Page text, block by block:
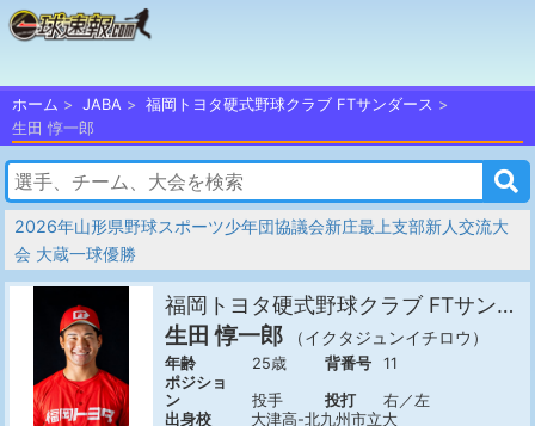
ホーム JABA
福岡トヨタ硬式野球クラブ FTサンダース
生田 惇一郎
2026年山形県野球スポーツ少年団協議会新庄最上支部新人交流大
会 大蔵一球優勝
福岡トヨタ硬式野球クラブ FTサンダース
生田 惇一郎 （イクタジュンイチロウ）
年齢 25歳 背番号
11
ポジショ
ン
投手 投打
右／左
出身校
大津高-北九州市立大